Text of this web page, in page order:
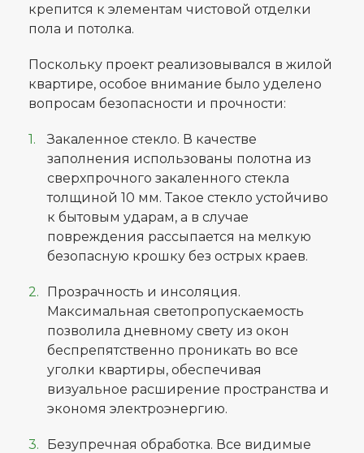
крепится к элементам чистовой отделки
пола и потолка.
Поскольку проект реализовывался в жилой
квартире, особое внимание было уделено
вопросам безопасности и прочности:
Закаленное стекло. В качестве
заполнения использованы полотна из
сверхпрочного закаленного стекла
толщиной 10 мм. Такое стекло устойчиво
к бытовым ударам, а в случае
повреждения рассыпается на мелкую
безопасную крошку без острых краев.
Прозрачность и инсоляция.
Максимальная светопропускаемость
позволила дневному свету из окон
беспрепятственно проникать во все
уголки квартиры, обеспечивая
визуальное расширение пространства и
экономя электроэнергию.
Безупречная обработка. Все видимые